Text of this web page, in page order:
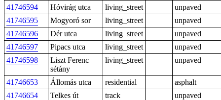
41746594
Hóvirág utca living_street
unpaved
41746595
Mogyoró sor living_street
unpaved
41746596
Dér utca living_street
unpaved
41746597
Pipacs utca living_street
unpaved
41746598
Liszt Ferenc
sétány
living_street unpaved
41746653 Állomás utca residential
asphalt
41746654
Telkes út track
unpaved